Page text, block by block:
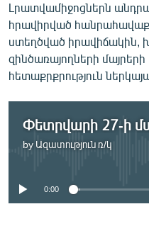
ՂԱՐԱԲԱՂ
ՊԱՏԵՐԱԶՄԻ 6
ՏԱՐԱԾԱՇՐՋԱՆ
ՄՇԱԿՈՒՅԹ
ՍՊՈՐՏ
ՏՏ ԵՒ ԻՆՏԵՐՆԵՏ
Լրատվամիջոցներն
հրավիրված
ստեղծված իրավիճակին,
զինծառայողների մայրերի
հետաքրքրություն
Փետրվարի 27-ի
by Ազատություն ռ/կ
No media
0:00